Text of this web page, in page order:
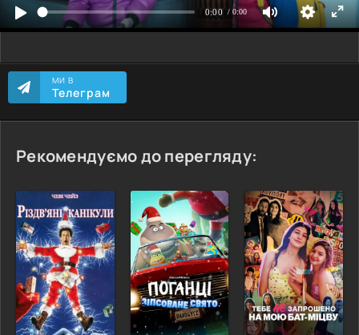
МИ В
Телеграм
Рекомендуємо до перегляду: